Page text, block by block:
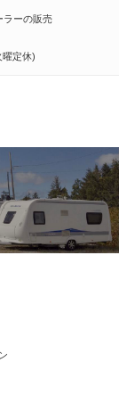
ラーの販売
曜定休)